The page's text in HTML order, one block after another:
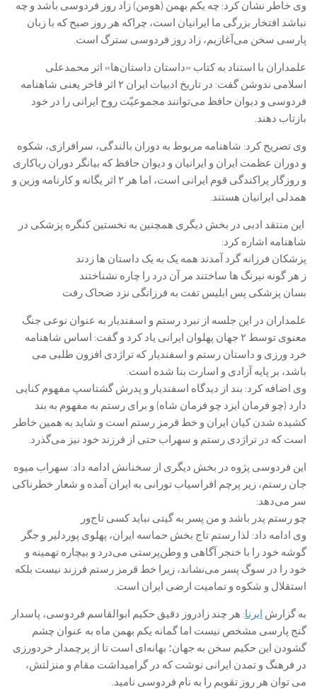
وی خاطر نشان کرد: چه یکم بهمن (هومن) زاد روز فردوسی باشد و چه
نباشد افتخار بزرگی ما ایرانیان است، چراکه هر روز صبح که با زبان
پارسی سخن می‌آغازیم، زاد روز فردوسی سترگ است.
علمداران با استناد به کتاب «داستان داستان‌ها» اثر محمدعلی
اسلامی ندوشن گفت: در تاریخ ادبیات ایران ۲ اثر فاخر یعنی شاهنامه
فردوسی و دیوان حافظ می‌توانند مجموعیّت روح ایرانی را در خود
بازتاب دهند.
وی تصریح کرد: شاهنامه مربوط به دوران بالندگی، سرافرازی، شکوه
و دوران عظمت ایران و ایرانیان و دیوان حافظ که بیانگر دوران ریاکاری
و روزگار پراکندگی قوم ایرانی است، اما هر ۲ اثر یگانه و کارنامه وزین و
همدلی ایرانیان هستند.
این منتقد ادبی در بخش دیگری همچنین به نخستین کنگره پزشکی در
شاهنامه اشاره کرد:
پزشکان فرزانه گرد آمدند همه یک‌ به‌ یک داستان ها زدند
ز هر گونه نیرنگ ها ساختند مر آن درد را چاره نشناختند
بسان پزشکی پس ابلیس تفت به فرزانگی نزد ضحاک رفت
علمداران در این جلسه از نبرد رستم و اسفندیار به عنوان نوعی جنگ
معنوی توسط ۲ جهان پهلوان ایرانی یاد کرد و گفت: اساس شاهنامه
خرد ورزی و داستان رستم و اسفندیار که تراژدی افزون طلبی می
باشد، بر پایه آزادی و اسارت بنا شده‌ است.
وی اضافه کرد: بند از دیدگاه اسفندیار و پدرش گشتاسپ مفهوم کنایی
دارد (چو فرمان ایزد چو فرمان شاه) و برای رستم به مفهوم به بند
کشیده شدن کیان ایران و خط قرمز رستم است و شاید به همین خاطر
است که در تراژدی رستم و سهراب حتی از فرزند خود نیز می‌گذرد.
این فردوسی پژوه در بخش دیگری از سخنانش ادامه داد: سهراب میوه
جان رستم، زیر پرچم افراسیاب تورانی به ایران آمده و شعار خطرناکی
سر می‌دهد:
چو رستم پدر باشد و من پسر به گیتی نباید کسی تاج‌ور
وی ادامه داد: لذا رستم تاج بخش حماسه ایران، پهلوی پوردلیر و جگر
گوشه خود را با خنجر آگاهی و وطن‌پرستی می‌درد و بیچاره تهمینه و
خود را در سوگ پسر می‌نشاند، زیرا خط قرمز رستم فرزند نیست بلکه
استقلال و شکوه و تمامیت ارضی ایران است.
به گزارش ایرنا: هر چند زادروز دقیق حکیم ابوالقاسم فردوسی، پاسدار
گنج پارسی مشخص نیست اما گمانه یکم بهمن ماه به عنوان چشم
گشودن این حکیم سخن به جهان؛ بهانه‌ای است تا از پرچمدار خردورزی
در فرهنگ و تمدن ایرانی نوشت که در گرامیداشت مقام و منزلتش،
می توان هر روز تقویم را به نام فردوسی نامید.